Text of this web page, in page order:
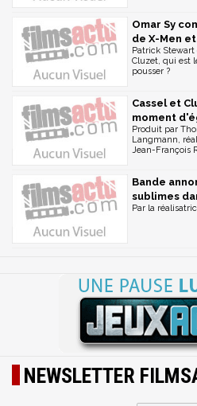
Omar Sy
de X-Men
Patrick
Cluzet, qui est
pousser ?
Cassel et
moment
Produit par
Langmann,
Jean-François
Bande
sublimes
Par la
NEWSLETTER